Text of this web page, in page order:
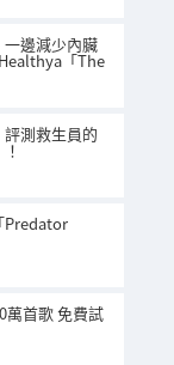
邊減少內臟
「The
測救生員的
Predator
萬首歌 免費試